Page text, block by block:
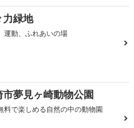
力緑地
運動、ふれあいの場
市夢見ヶ崎動物公園
料で楽しめる自然の中の動物園